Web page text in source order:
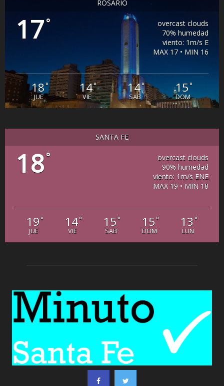
ROSARIO
17°
overcast clouds
70% humedad
viento: 1m/s E
MAX 17 • MIN 16
18°
JUE
14°
VIE
14°
SAB
15°
DOM
SANTA FE
18°
overcast clouds
90% humedad
viento: 1m/s ENE
MAX 19 • MIN 18
19°
JUE
14°
VIE
15°
SAB
15°
DOM
13 °
LUN